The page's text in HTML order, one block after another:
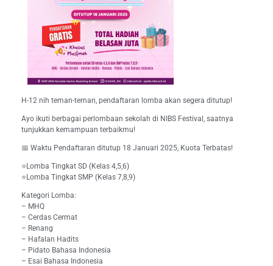
H-12 nih teman-teman, pendaftaran lomba akan segera ditutup!
Ayo ikuti berbagai perlombaan sekolah di NIBS Festival, saatnya
tunjukkan kemampuan terbaikmu!
📅 Waktu Pendaftaran ditutup 18 Januari 2025, Kuota Terbatas!
⭐Lomba Tingkat SD (Kelas 4,5,6)
⭐Lomba Tingkat SMP (Kelas 7,8,9)
Kategori Lomba:
– MHQ
– Cerdas Cermat
– Renang
– Hafalan Hadits
– Pidato Bahasa Indonesia
– Esai Bahasa Indonesia